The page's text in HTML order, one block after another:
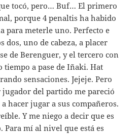
tocó, pero… Buf… El primero
porque 4 penaltis ha habido
para meterle uno. Perfecto e
dos, uno de cabeza, a placer
de Berenguer, y el tercero con
tiempo a pase de Iñaki. Hat
sensaciones. Jejeje. Pero
del partido me pareció
hacer jugar a sus compañeros.
Y me niego a decir que es
mí al nivel que está es